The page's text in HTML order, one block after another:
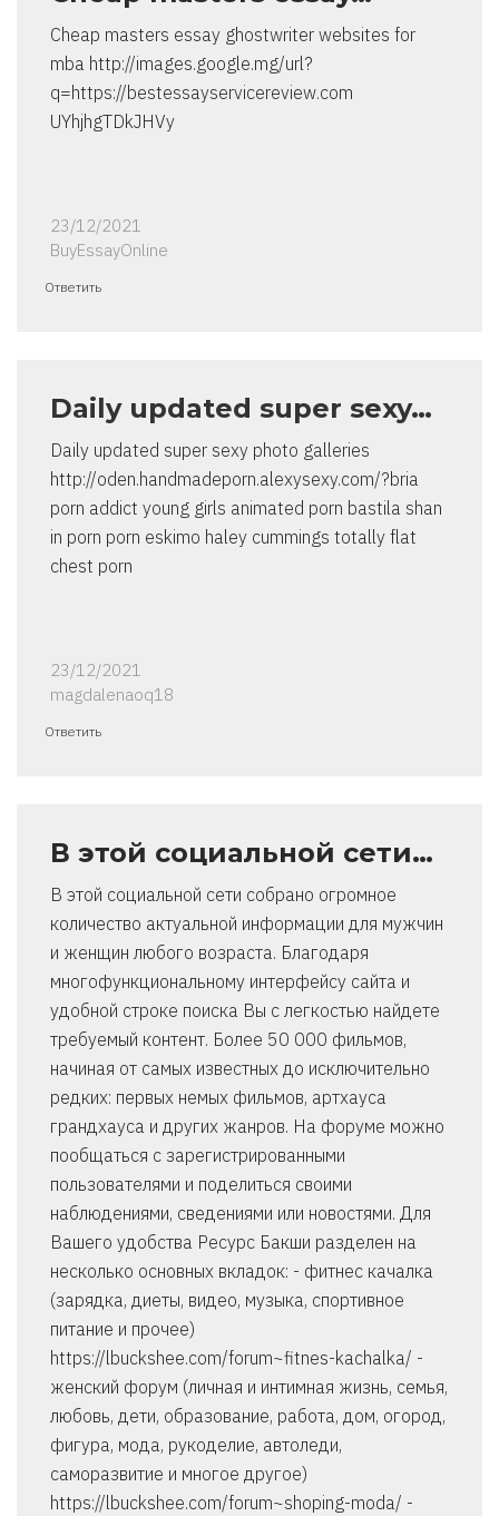
Cheap masters essay ghostwriter websites for
mba http://images.google.mg/url?
q=https://bestessayservicereview.com
UYhjhgTDkJHVy
23/12/2021
BuyEssayOnline
Ответить
Daily updated super sexy…
Daily updated super sexy photo galleries
http://oden.handmadeporn.alexysexy.com/?bria
porn addict young girls animated porn bastila shan
in porn porn eskimo haley cummings totally flat
chest porn
23/12/2021
magdalenaoq18
Ответить
В этой социальной сети…
В этой социальной сети собрано огромное
количество актуальной информации для мужчин
и женщин любого возраста. Благодаря
многофункциональному интерфейсу сайта и
удобной строке поиска Вы с легкостью найдете
требуемый контент. Более 50 000 фильмов,
начиная от самых известных до исключительно
редких: первых немых фильмов, артхауса
грандхауса и других жанров. На форуме можно
пообщаться с зарегистрированными
пользователями и поделиться своими
наблюдениями, сведениями или новостями. Для
Вашего удобства Ресурс Бакши разделен на
несколько основных вкладок: - фитнес качалка
(зарядка, диеты, видео, музыка, спортивное
питание и прочее)
https://lbuckshee.com/forum~fitnes-kachalka/ -
женский форум (личная и интимная жизнь, семья,
любовь, дети, образование, работа, дом, огород,
фигура, мода, рукоделие, автоледи,
саморазвитие и многое другое)
https://lbuckshee.com/forum~shoping-moda/ -